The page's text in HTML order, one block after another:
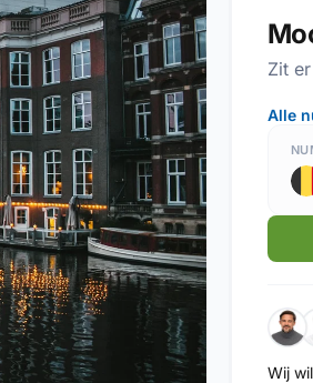
Zit
Alle
Wij